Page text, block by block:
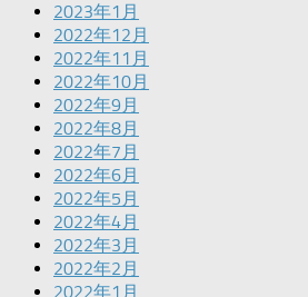
2023年1月
2022年12月
2022年11月
2022年10月
2022年9月
2022年8月
2022年7月
2022年6月
2022年5月
2022年4月
2022年3月
2022年2月
2022年1月